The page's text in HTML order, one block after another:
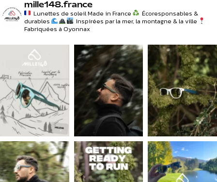
mille148.france
Lunettes de soleil Made in France
Écoresponsables &
durables
Inspirées par la mer, la montagne & la ville
Fabriquées à Oyonnax